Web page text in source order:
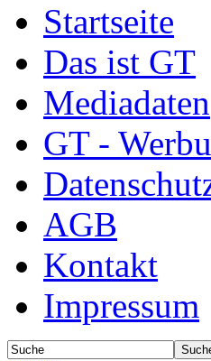
Startseite
Das ist GT
Mediadaten
GT -
AGB
Kontakt
Impressum